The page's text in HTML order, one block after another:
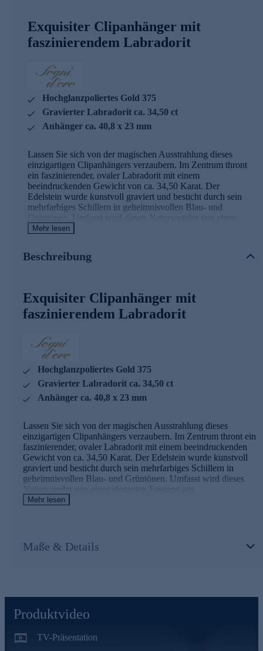
Exquisiter Clipanhänger mit
faszinierendem Labradorit
Hochglanzpoliertes Gold 375
Gravierter Labradorit ca. 34,50 ct
Anhänger ca. 40,8 x 23 mm
Lassen Sie sich von der magischen Ausstrahlung dieses
einzigartigen Clipanhängers verzaubern. Im Zentrum thront
ein faszinierender, ovaler Labradorit mit einem
beeindruckenden Gewicht von ca. 34,50 Karat. Der
Edelstein wurde kunstvoll graviert und besticht durch sein
mehrfarbiges Schillern in geheimnisvollen Blau- und
Grüntönen. Umfasst wird dieses Naturwunder von einer
eleganten Fassung aus hochglanzpoliertem Gold 375, die
imposantes Schmuckstück, das an jedem Outfit zum
Lieblingskette. Dieser Anhänger von Sogni d'oro vereint
Naturschönheit mit exquisiter Handwerkskunst und ist ein
Zeugnis höchster Qualität, die strengsten Prüfprozessen
Mehr lesen
Beschreibung
Exquisiter Clipanhänger mit
faszinierendem Labradorit
Hochglanzpoliertes Gold 375
Gravierter Labradorit ca. 34,50 ct
Anhänger ca. 40,8 x 23 mm
Lassen Sie sich von der magischen Ausstrahlung dieses
einzigartigen Clipanhängers verzaubern. Im Zentrum thront ein
faszinierender, ovaler Labradorit mit einem beeindruckenden
Gewicht von ca. 34,50 Karat. Der Edelstein wurde kunstvoll
graviert und besticht durch sein mehrfarbiges Schillern in
geheimnisvollen Blau- und Grüntönen. Umfasst wird dieses
Naturwunder von einer eleganten Fassung aus
hochglanzpoliertem Gold 375, die dem Anhänger eine edle
Maßen 6 x 3,8 mm ermöglicht ein müheloses Anbringen an
Ihre Lieblingskette. Dieser Anhänger von Sogni d'oro vereint
Mehr lesen
Maße & Details
Produktvideo
TV-Präsentation